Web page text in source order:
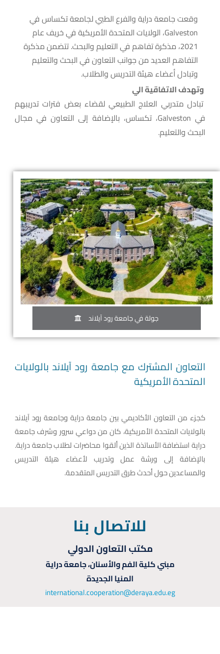
وقعت جامعة دراية والفرع الطبي لجامعة تكساس في
Galveston، الولايات المتحدة الأمريكية في خريف عام
2021، مذكرة تفاهم في التعليم والبحث. تتضمن مذكرة
التفاهم العديد من جوانب التعاون في البحث والتعليم
وتبادل أعضاء هيئة التدريس والطلاب.
وتهدف الاتفاقية الي
تبادل متدربي العلاج الطبيعي لقضاء بعض فترات تدريبهم
في Galveston، تكساس، بالإضافة إلى التعاون في مجال
البحث والتعليم.
جولة في جامعة رود آيلاند
التعاون المشترك مع جامعة رود آيلاند بالولايات
المتحدة الأمريكية
كجزء من التعاون الأكاديمي بين جامعة دراية وجامعة رود آيلاند
بالولايات المتحدة الأمريكية، كان من دواعي سرور وشرف جامعة
دراية استضافة الأساتذة الذين ألقوا محاضرات لطلاب جامعة دراية.
بالإضافة إلى ورشة عمل وتدريب لأعضاء هيئة التدريس
والمساعدين حول أحدث طرق التدريس المتقدمة.
للاتصال بنا
مكتب التعاون الدولي
مبني كلية الفم والأسنان، جامعة دراية
المنيا الجديدة
international.cooperation@deraya.edu.eg